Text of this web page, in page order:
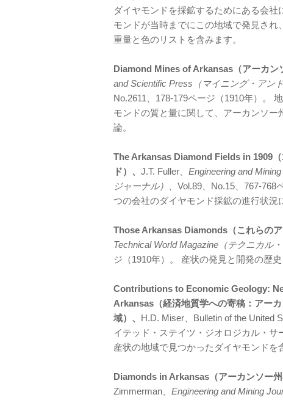
ダイヤモンドを採鉱するためにある会
モンドが当時までにこの地域で発見さ
重量と色のリストを含みます。
Diamond Mines of Arkansas（アーカン
and Scientific Press（マイニング・アン
No.2611、178-179ページ（1910年）。
モンドの質と量に関して、アーカンソ
論。
The Arkansas Diamond Fields in 1909
ド）、 J.T. Fuller、 Engineering and
ジャーナル）
、Vol.89、No.15、767-
つの会社のダイヤモンド採鉱の進行状況
Those Arkansas Diamonds（これらのア
Technical World Magazine（テクニカル
ジ（1910年）。 産状の発見と開発の歴史
Contributions to Economic Geology:
Arkansas（経済地質学への寄稿：アー
域）、 H.D. Miser、Bulletin of the United
イテッド・ステイツ・ジオロジカル・サ
産状の地域で見つかったダイヤモンドを
Diamonds in Arkansas（アーカンソー州
Zimmerman、 Engineering and Mining